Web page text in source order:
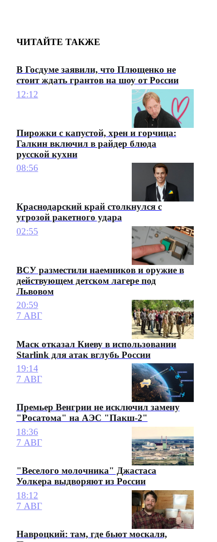
ЧИТАЙТЕ ТАКЖЕ
В Госдуме заявили, что Плющенко не
стоит ждать грантов на шоу от России
12:12
Пирожки с капустой, хрен и горчица:
Галкин включил в райдер блюда
русской кухни
08:56
Краснодарский край столкнулся с
угрозой ракетного удара
02:55
ВСУ разместили наемников и оружие в
действующем детском лагере под
Львовом
20:59
7 АВГ
Маск отказал Киеву в использовании
Starlink для атак вглубь России
19:14
7 АВГ
Премьер Венгрии не исключил замену
"Росатома" на АЭС "Пакш-2"
18:36
7 АВГ
"Веселого молочника" Джастаса
Уолкера выдворяют из России
18:12
7 АВГ
Навроцкий: там, где бьют москаля,